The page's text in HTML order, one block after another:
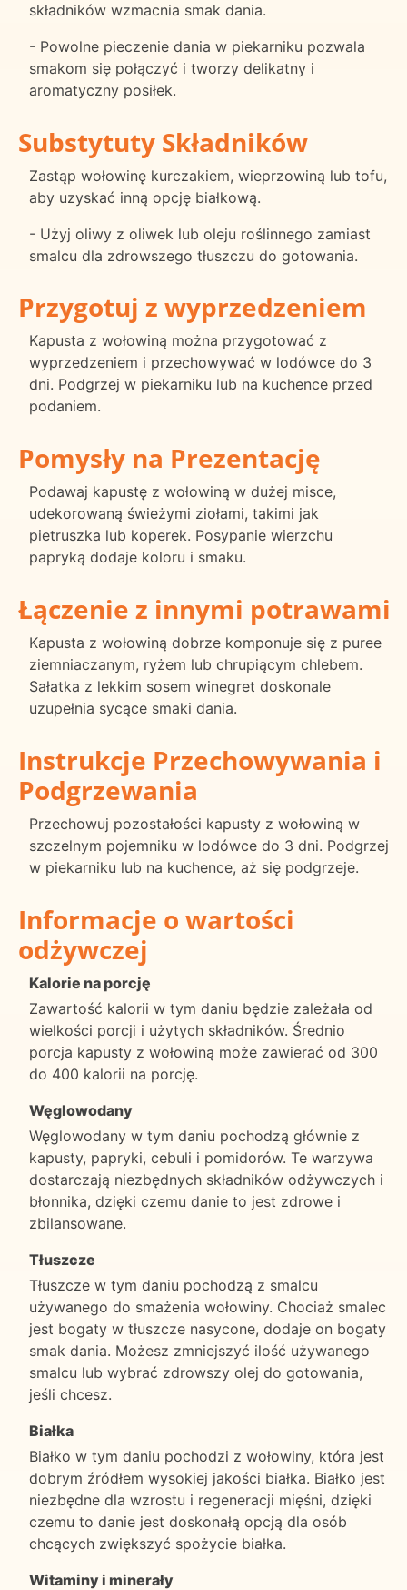
składników wzmacnia smak dania.
- Powolne pieczenie dania w piekarniku pozwala
smakom się połączyć i tworzy delikatny i
aromatyczny posiłek.
Substytuty Składników
Zastąp wołowinę kurczakiem, wieprzowiną lub tofu,
aby uzyskać inną opcję białkową.
- Użyj oliwy z oliwek lub oleju roślinnego zamiast
smalcu dla zdrowszego tłuszczu do gotowania.
Przygotuj z wyprzedzeniem
Kapusta z wołowiną można przygotować z
wyprzedzeniem i przechowywać w lodówce do 3
dni. Podgrzej w piekarniku lub na kuchence przed
podaniem.
Pomysły na Prezentację
Podawaj kapustę z wołowiną w dużej misce,
udekorowaną świeżymi ziołami, takimi jak
pietruszka lub koperek. Posypanie wierzchu
papryką dodaje koloru i smaku.
Łączenie z innymi potrawami
Kapusta z wołowiną dobrze komponuje się z puree
ziemniaczanym, ryżem lub chrupiącym chlebem.
Sałatka z lekkim sosem winegret doskonale
uzupełnia sycące smaki dania.
Instrukcje Przechowywania i
Podgrzewania
Przechowuj pozostałości kapusty z wołowiną w
szczelnym pojemniku w lodówce do 3 dni. Podgrzej
w piekarniku lub na kuchence, aż się podgrzeje.
Informacje o wartości
odżywczej
Kalorie na porcję
Zawartość kalorii w tym daniu będzie zależała od
wielkości porcji i użytych składników. Średnio
porcja kapusty z wołowiną może zawierać od 300
do 400 kalorii na porcję.
Węglowodany
Węglowodany w tym daniu pochodzą głównie z
kapusty, papryki, cebuli i pomidorów. Te warzywa
dostarczają niezbędnych składników odżywczych i
błonnika, dzięki czemu danie to jest zdrowe i
zbilansowane.
Tłuszcze
Tłuszcze w tym daniu pochodzą z smalcu
używanego do smażenia wołowiny. Chociaż smalec
jest bogaty w tłuszcze nasycone, dodaje on bogaty
smak dania. Możesz zmniejszyć ilość używanego
smalcu lub wybrać zdrowszy olej do gotowania,
jeśli chcesz.
Białka
Białko w tym daniu pochodzi z wołowiny, która jest
dobrym źródłem wysokiej jakości białka. Białko jest
niezbędne dla wzrostu i regeneracji mięśni, dzięki
czemu to danie jest doskonałą opcją dla osób
chcących zwiększyć spożycie białka.
Witaminy i minerały